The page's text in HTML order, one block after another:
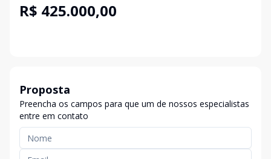
R$ 425.000,00
Proposta
Preencha os campos para que um de nossos especialistas
entre em contato